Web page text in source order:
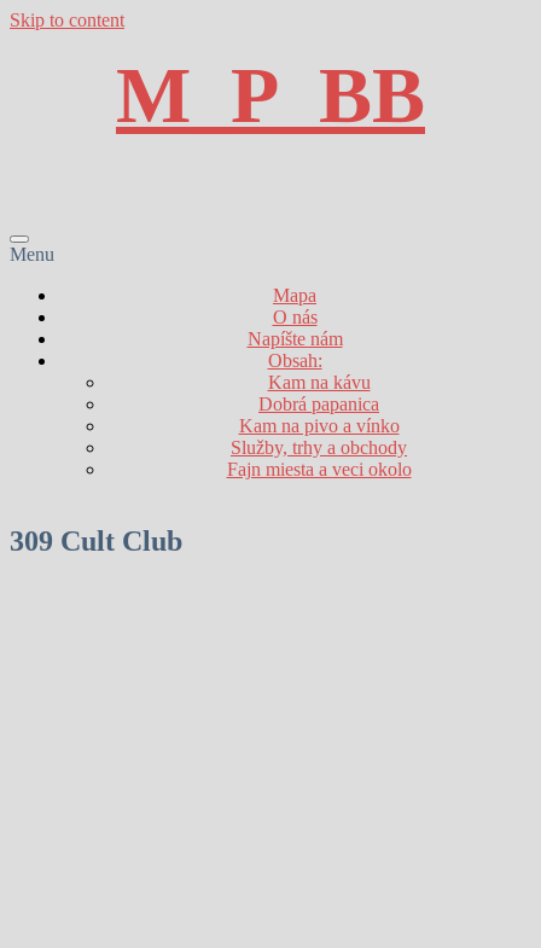
Skip to content
M_P_BB
Menu
Mapa
O nás
Napíšte nám
Obsah:
Kam na kávu
Dobrá papanica
Kam na pivo a vínko
Služby, trhy a obchody
Fajn miesta a veci okolo
309 Cult Club